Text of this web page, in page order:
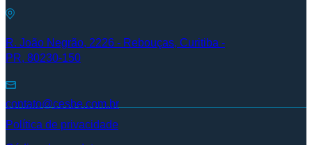
R. João Negrão, 2226 - Rebouças, Curitiba -
PR, 80230-150
contato@cesbe.com.br
Política de privacidade